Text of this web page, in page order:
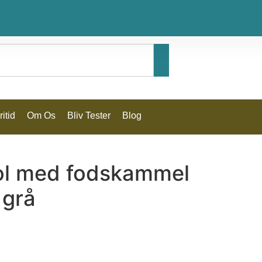
Om Os Bliv Tester Blog
med fodskammel